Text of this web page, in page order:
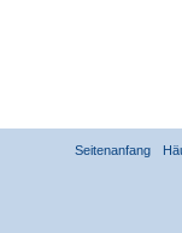
Seitenanfang